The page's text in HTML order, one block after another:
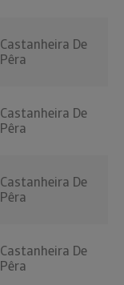
Castanheira De
Pêra
Castanheira De
Pêra
Castanheira De
Pêra
Castanheira De
Pêra